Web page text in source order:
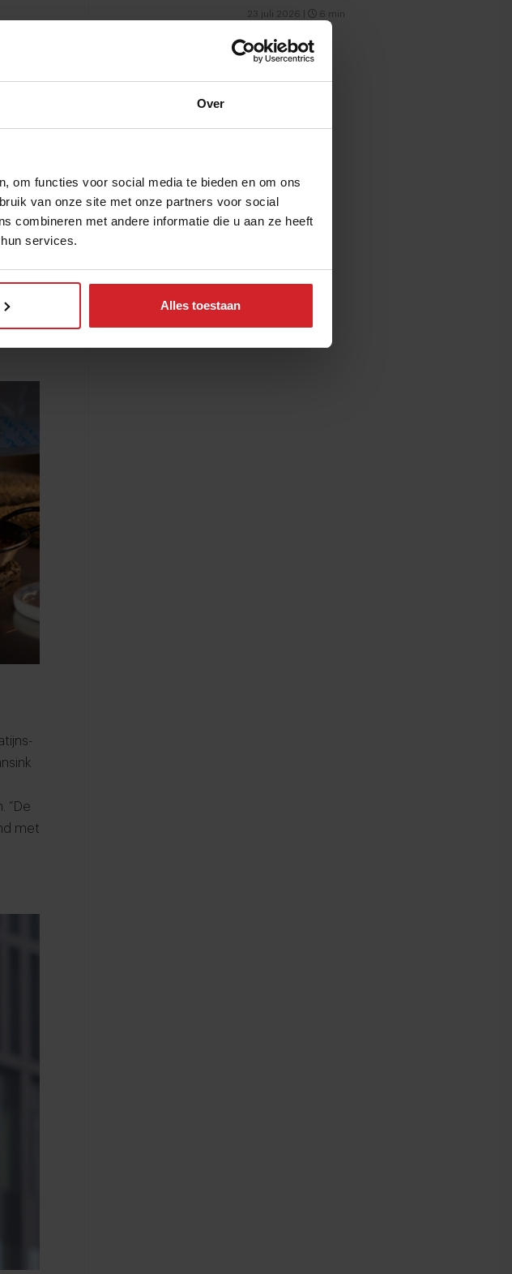
Over
om functies voor social media te bieden en om ons
van onze site met onze partners voor social
combineren met andere informatie die u aan ze heeft
services.
Alles toestaan
“De
met
23 juli 2026 6 min